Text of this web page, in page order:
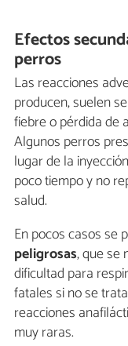
Efectos
perros
Las reacciones
producen, suelen
fiebre o pérdida de
Algunos perros
lugar de la
poco tiempo y no
salud.
En pocos casos se
peligrosas, que se
dificultad para
fatales si no se
reacciones
muy raras.